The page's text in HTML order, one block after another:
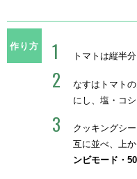
作り方
トマトは縦半
なすはトマト
にし、塩・コシ
クッキングシ
互に並べ、上
ンビモード・